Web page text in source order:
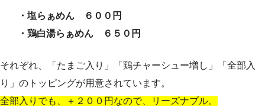
・塩らぁめん ６００円
・鶏白湯らぁめん ６５０円
それぞれ、「たまご入り」「鶏チャーシュー増し」「全部入
り」のトッピングが用意されています。
全部入りでも、＋２００円なので、リーズナブル。